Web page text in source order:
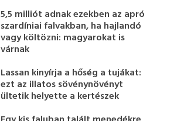
5,5 milliót adnak ezekben az apró
szardíniai falvakban, ha hajlandó
vagy költözni: magyarokat is
várnak
Lassan kinyírja a hőség a tujákat:
ezt az illatos sövénynövényt
ültetik helyette a kertészek